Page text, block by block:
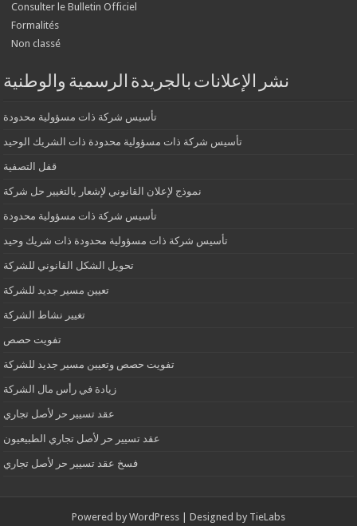
Consulter le Bulletin Officiel
Formalités
Non classé
نشر الإعلانات بالجريدة الرسمية والوطنية
تأسيس شركة ذات مسؤولية محدودة
تأسيس شركة ذات مسؤولية محدودة ذات الشريك الوحيد
قفل التصفية
نموذج لإعلان القانوني لإشعار بالتغيير حل شركة
تأسيس شركة ذات مسؤولية محدودة
تأسيس شركة ذات مسؤولية محدودة ذات شريك وحيد
تحويل الشكل القانوني للشركة
تعيين مسير جديد للشركة
تغيير نشاط الشركة
تفويت حصص
تفويت حصص وتعيين مسير جديد للشركة
زيادة في رأس مال الشركة
عقد تسيير حر لأصل تجاري
عقد تسيير حر لأصل تجاري الطبيعيون
فسخ عقد تسيير حر لأصل تجاري
Powered by WordPress | Designed by TieLabs